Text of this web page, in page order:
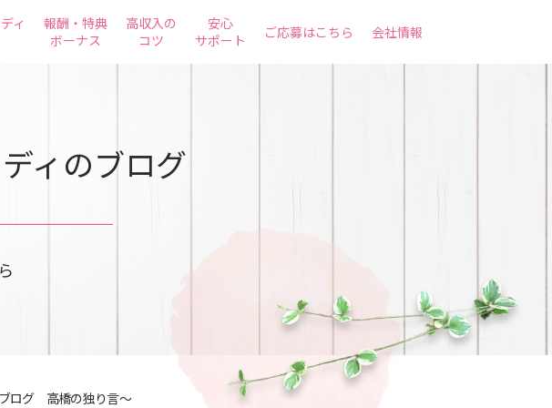
ィ
報酬・特典
ボーナス
高収入の
コツ
安心
サポート
ご応募はこちら 会社情報
ィのブログ
ログ 高橋の独り言～